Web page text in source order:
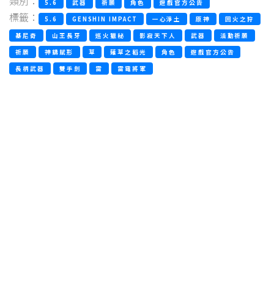
5.6 武器 祈願 角色 遊戲官方公告
標籤： 5.6 GENSHIN IMPACT 一心淨土 原神
回火之狩
基尼奇
山王長牙 巡火獵秘 影寂天下人 武器
活動祈願
祈願
神鑄賦形 草 薙草之稻光 角色
遊戲官方公告
長柄武器
雙手劍 雷 雷電將軍